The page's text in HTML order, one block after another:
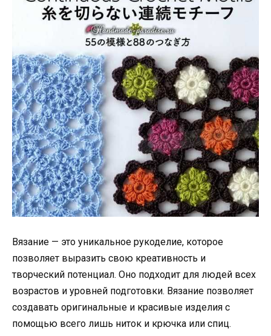
Вязание — это уникальное рукоделие, которое
позволяет выразить свою креативность и
творческий потенциал. Оно подходит для людей всех
возрастов и уровней подготовки. Вязание позволяет
создавать оригинальные и красивые изделия с
помощью всего лишь ниток и крючка или спиц.